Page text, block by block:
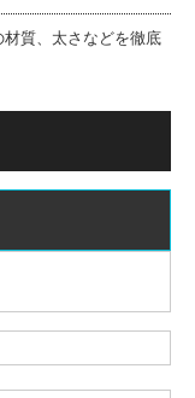
質、太さなどを徹底